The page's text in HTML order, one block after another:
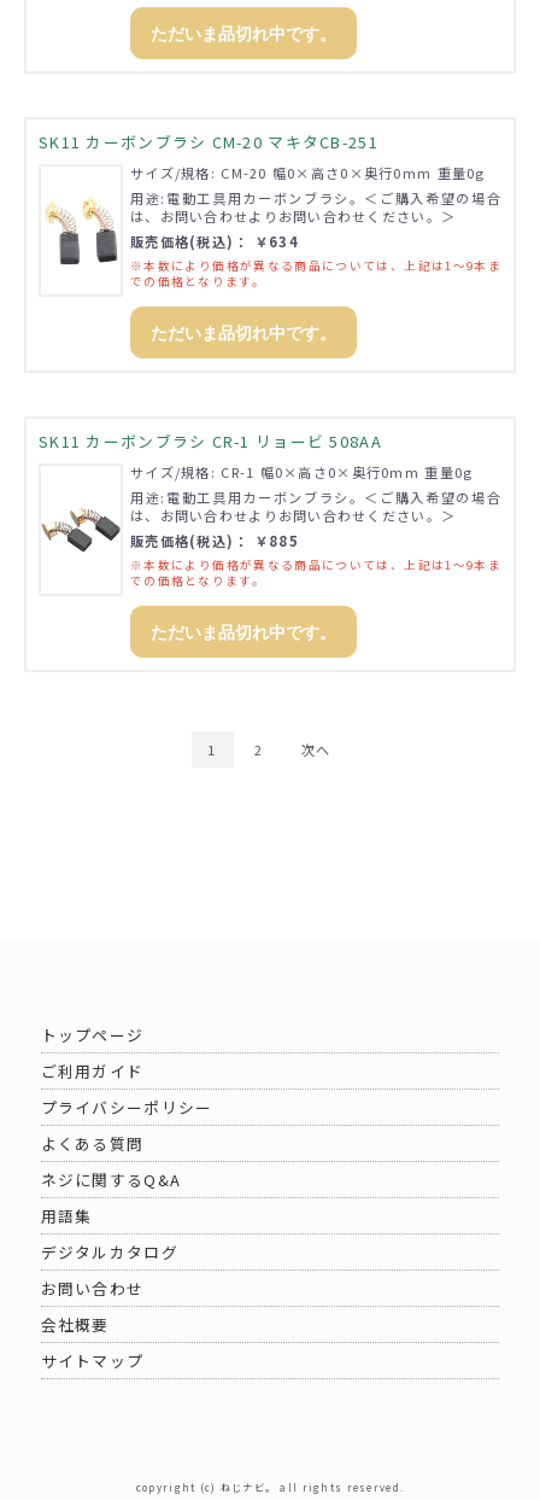
ただいま品切れ中です。
SK11 カーボンブラシ CM-20 マキタCB-251
サイズ/規格: CM-20 幅0×高さ0×奥行0mm 重量0g
用途:電動工具用カーボンブラシ。＜ご購入希望の場合
は、お問い合わせよりお問い合わせください。＞
販売価格(税込)： ￥634
※本数により価格が異なる商品については、上記は1～9本ま
での価格となります。
ただいま品切れ中です。
SK11 カーボンブラシ CR-1 リョービ 508AA
サイズ/規格: CR-1 幅0×高さ0×奥行0mm 重量0g
用途:電動工具用カーボンブラシ。＜ご購入希望の場合
は、お問い合わせよりお問い合わせください。＞
販売価格(税込)： ￥885
※本数により価格が異なる商品については、上記は1～9本ま
での価格となります。
ただいま品切れ中です。
1 2 次へ
トップページ
ご利用ガイド
プライバシーポリシー
よくある質問
ネジに関するQ&A
用語集
デジタルカタログ
お問い合わせ
会社概要
サイトマップ
copyright (c) ねじナビ。 all rights reserved.